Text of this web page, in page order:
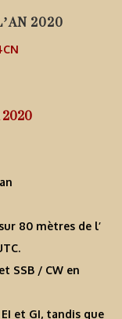
2020
80 mètres de l’
SSB / CW en
et GI, tandis que